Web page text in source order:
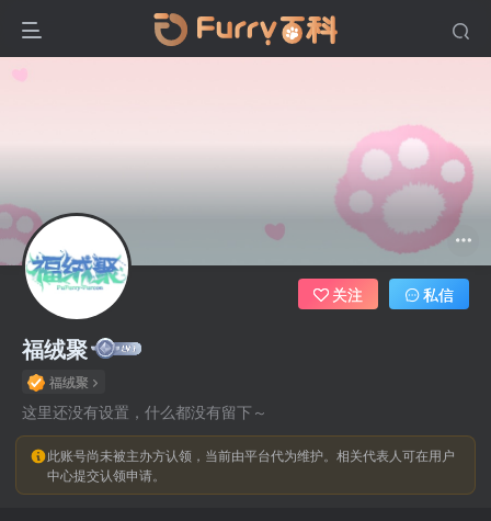
福绒聚
福绒聚
这里还没有设置，什么都没有留下～
关注 私信
此账号尚未被主办方认领，当前由平台代为维护。相关代表人可在用户
中心提交认领申请。